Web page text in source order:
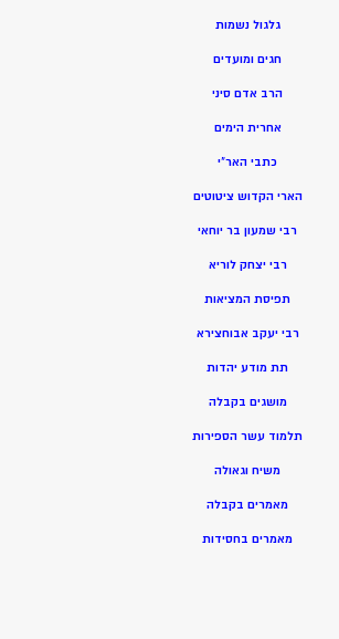
גלגול נשמות
חגים ומועדים
הרב אדם סיני
אחרית הימים
כתבי האר”י
הארי הקדוש ציטוטים
רבי שמעון בר יוחאי
רבי יצחק לוריא
תפיסת המציאות
רבי יעקב אבוחצירא
תת מודע יהדות
מושגים בקבלה
תלמוד עשר הספירות
משיח וגאולה
מאמרים בקבלה
מאמרים בחסידות